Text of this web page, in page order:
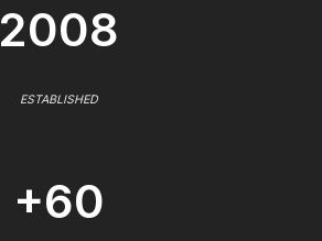
2008
ESTABLISHED
+60